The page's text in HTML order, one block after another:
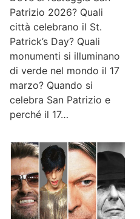
Patrizio 2026? Quali
città celebrano il St.
Patrick’s Day? Quali
monumenti si illuminano
di verde nel mondo il 17
marzo? Quando si
celebra San Patrizio e
perché il 17…